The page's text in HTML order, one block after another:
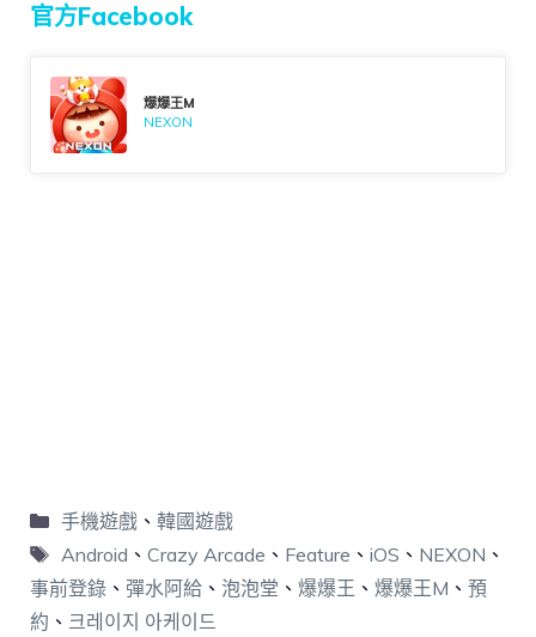
官方Facebook
爆爆王M
NEXON
手機遊戲、 韓國遊戲
Android 、 Crazy Arcade 、 Feature 、 iOS 、 NEXON 、
事前登錄 、 彈水阿給 、 泡泡堂 、 爆爆王 、 爆爆王M 、 預
約 、 크레이지 아케이드